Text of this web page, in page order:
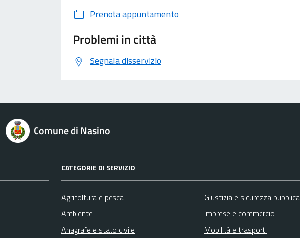
Prenota appuntamento
Problemi in città
Segnala disservizio
Comune di Nasino
CATEGORIE DI SERVIZIO
Agricoltura e pesca
Ambiente
Anagrafe e stato civile
Giustizia e sicurezza pubblica
Imprese e commercio
Mobilità e trasporti